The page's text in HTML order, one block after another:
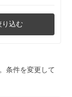
り込む
条件を変更して